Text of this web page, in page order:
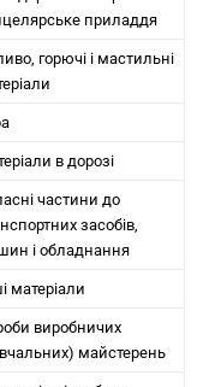
приладдя
горючі і мастильні
в дорозі
частини до
засобів,
і обладнання
матеріали
виробничих
майстерень